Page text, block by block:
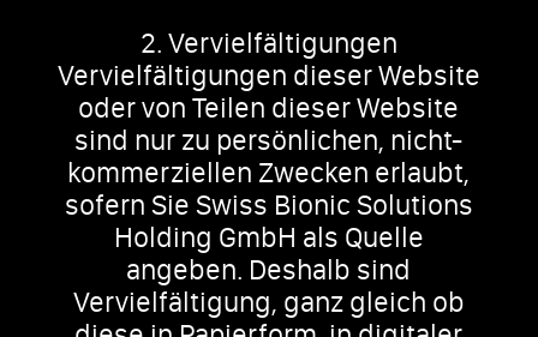
2. Vervielfältigungen
Vervielfältigungen dieser Website
oder von Teilen dieser Website
sind nur zu persönlichen, nicht-
kommerziellen Zwecken erlaubt,
sofern Sie Swiss Bionic Solutions
Holding GmbH als Quelle
angeben. Deshalb sind
Vervielfältigung, ganz gleich ob